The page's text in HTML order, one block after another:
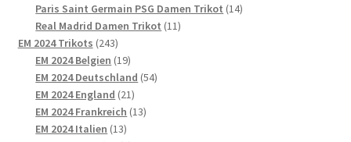
Produkte
Paris Saint Germain PSG Damen Trikot 1414
Real Madrid Damen Trikot 1111
EM 2024 Trikots 243243
Produkte
EM 2024 Belgien 1919
Produkte
EM 2024 Deutschland 5454
EM 2024 England 2121
Produkte
EM 2024 Frankreich 1313
EM 2024 Italien 1313